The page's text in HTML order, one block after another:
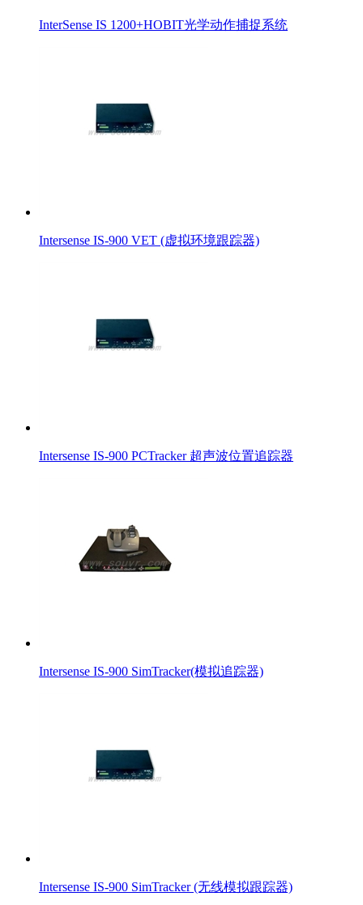
InterSense IS 1200+HOBIT光学动作捕捉系统
Intersense IS-900 VET (虚拟环境跟踪器)
Intersense IS-900 PCTracker 超声波位置追踪器
Intersense IS-900 SimTracker(模拟追踪器)
Intersense IS-900 SimTracker (无线模拟跟踪器)